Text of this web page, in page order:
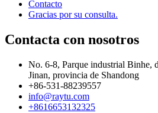
Contacto
Gracias por su consulta.
Contacta con nosotros
No. 6-8, Parque industrial Binhe,
Jinan, provincia de Shandong
+86-531-88239557
info@raytu.com
+8616653132325